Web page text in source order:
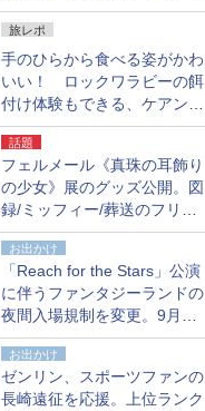
泉スパにも使える
旅レポ
手のひらから食べる姿がかわ
いい！ ロックワラビーの餌
付け体験もできる、ケアンズ
でアサートン高原の日本語ガ
イド付きツアーに参加してみ
た
話題
フェルメール《真珠の耳飾り
の少女》展のグッズ公開。図
録/ミッフィー/葬送のフリー
レンほか、注目ブランドコラ
ボが実現
お出かけ
「Reach for the Stars」公演
に伴うファンタジーランドの
夜間入場規制を変更。9月か
ら18時50分～20時ごろに
お出かけ
ゼンリン、スポーツファンの
長崎遠征を応援。上位ランク